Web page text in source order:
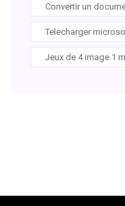
Convertir un
Telecharger
Jeux de 4 image 1